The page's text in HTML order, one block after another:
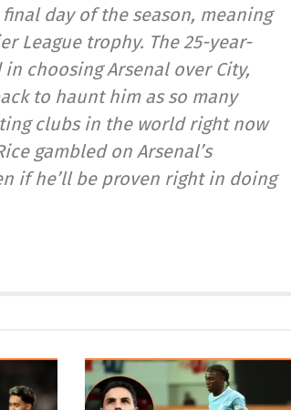
day of the season, meaning
League trophy. The 25-year-
choosing Arsenal over City,
to haunt him as so many
clubs in the world right now
gambled on Arsenal’s
if he’ll be proven right in doing